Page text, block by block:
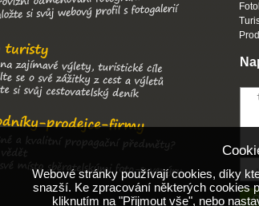
Webové stránky používají cookies, díky
snazší. Ke zpracování některých cookies
kliknutím na "Přijmout vše", nebo